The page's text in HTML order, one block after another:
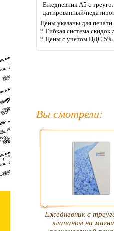
Ежедневник А5 с
датированный/
Цены указаны для
* Гибкая система скидок
* Цены с учетом НДС 5%.
Вы смотрели:
Ежедневник с
клапаном на